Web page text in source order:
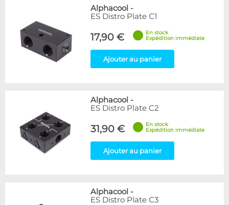
Alphacool -
ES Distro Plate C1
17,90 €
En stock
Expédition immédiate
Ajouter au panier
Alphacool -
ES Distro Plate C2
31,90 €
En stock
Expédition immédiate
Ajouter au panier
Alphacool -
ES Distro Plate C3